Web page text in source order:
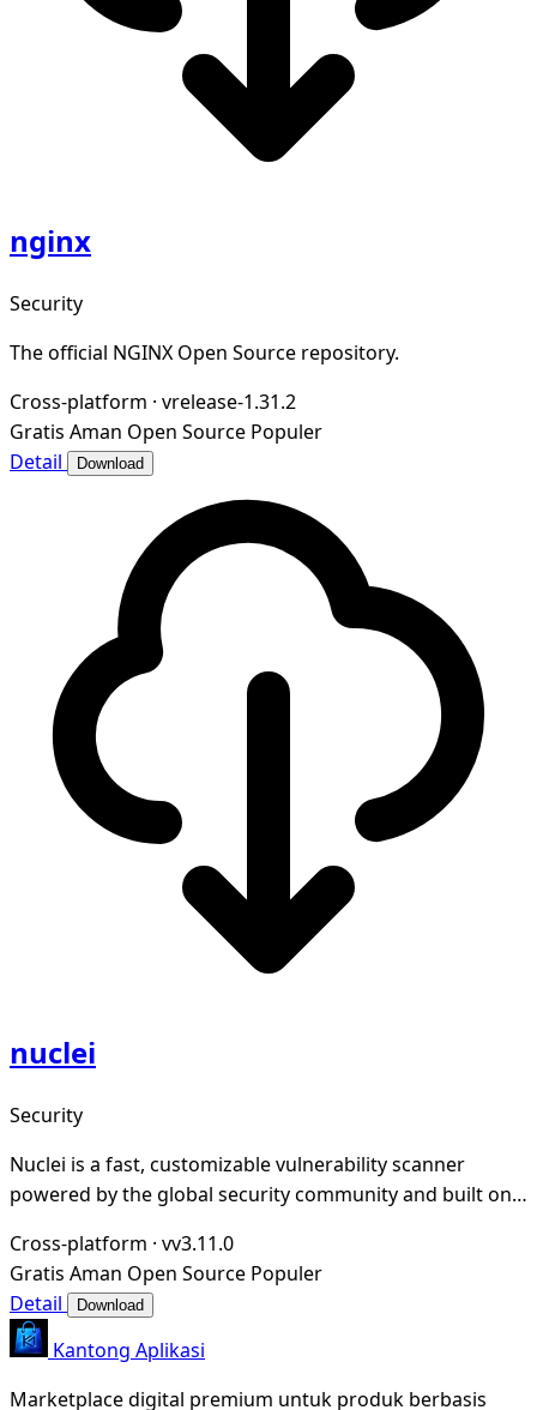
nginx
Security
The official NGINX Open Source repository.
Cross-platform · vrelease-1.31.2
Gratis Aman Open Source Populer
Detail
Download
nuclei
Security
Nuclei is a fast, customizable vulnerability scanner
powered by the global security community and built on a
Cross-platform · vv3.11.0
Gratis Aman Open Source Populer
Detail
Download
Kantong Aplikasi
Marketplace digital premium untuk produk berbasis